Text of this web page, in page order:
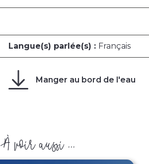
Langue(s) parlée(s) : Français
Manger au bord de l'eau
À voir aussi ...